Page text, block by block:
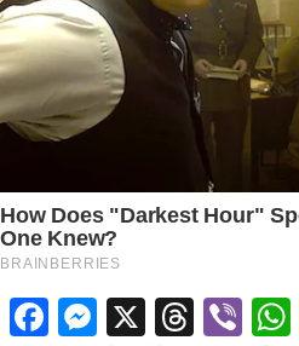
FacebookMessenger
X ThreadsViber